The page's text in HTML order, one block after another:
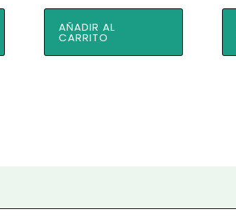
AÑADIR AL
CARRITO